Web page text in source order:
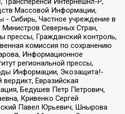
Массовой Информации,
- Сибирь, Частное учреждение в
Северных Стран,
Гражданский контроль,
комиссия по сохранению
Информационное
региональной прессы,
Информации, Экозащита!-
Евразийская
Бедушев Петр Петрович,
Кривенко Сергей
Павел Юрьевич, Шнырова